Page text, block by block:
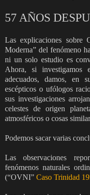
57 AÑOS
Las explicaciones sobre
Moderna” del fenómeno
ni un solo estudio es
Ahora, si investigamos
adecuados, damos, en
escépticos o ufólogos
sus investigaciones
celestes de origen
atmosféricos o cosas
Podemos sacar varias
Las observaciones
fenómenos naturales
(“OVNI” Caso Trinidad